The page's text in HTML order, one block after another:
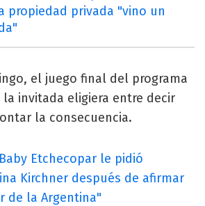
propiedad privada "vino un
el juego final del programa
invitada eligiera entre decir
la consecuencia.
Baby Etchecopar le pidió
Kirchner después de afirmar
de la Argentina"